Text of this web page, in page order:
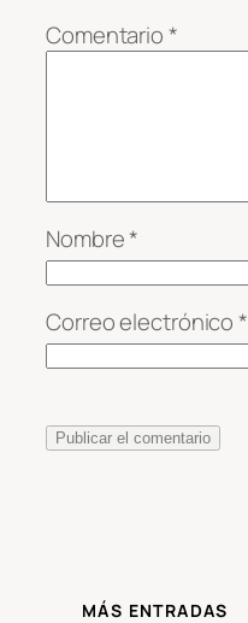
Comentario*
Nombre*
Correo electrónico*
MÁS ENTRADAS